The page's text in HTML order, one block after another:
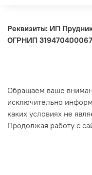
Реквизиты: ИП
ОГРНИП
Обращаем ваше
исключительно
каких условиях не
Продолжая работу с